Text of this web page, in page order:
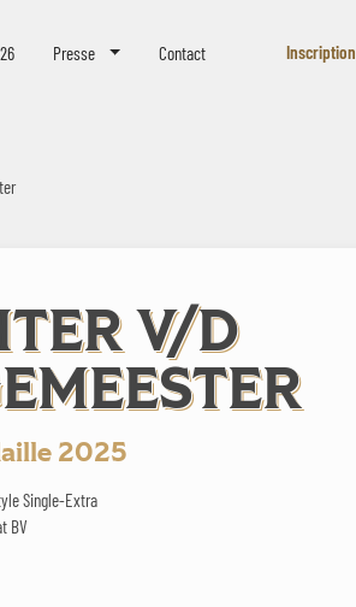
Presse Contact Inscription
V/D
2025
Single-Extra
BV